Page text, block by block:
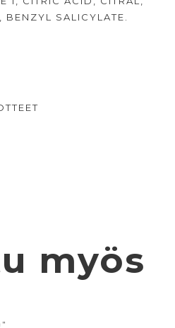
SALICYLATE.
myös